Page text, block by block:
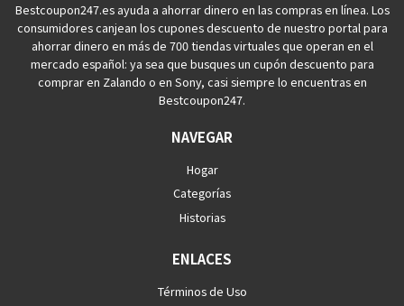
Bestcoupon247.es ayuda a ahorrar dinero en las compras en línea. Los
consumidores canjean los cupones descuento de nuestro portal para
ahorrar dinero en más de 700 tiendas virtuales que operan en el
mercado español: ya sea que busques un cupón descuento para
comprar en Zalando o en Sony, casi siempre lo encuentras en
Bestcoupon247.
NAVEGAR
Hogar
Categorías
Historias
ENLACES
Términos de Uso